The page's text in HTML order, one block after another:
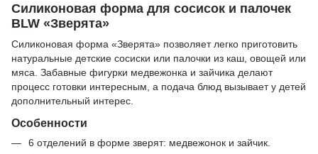
Силиконовая форма для сосисок и палочек
BLW «Зверята»
Силиконовая форма «Зверята» позволяет легко приготовить
натуральные детские сосиски или палочки из каш, овощей или
мяса. Забавные фигурки медвежонка и зайчика делают
процесс готовки интересным, а подача блюд вызывает у детей
дополнительный интерес.
Особенности
6 отделений в форме зверят: медвежонок и зайчик.